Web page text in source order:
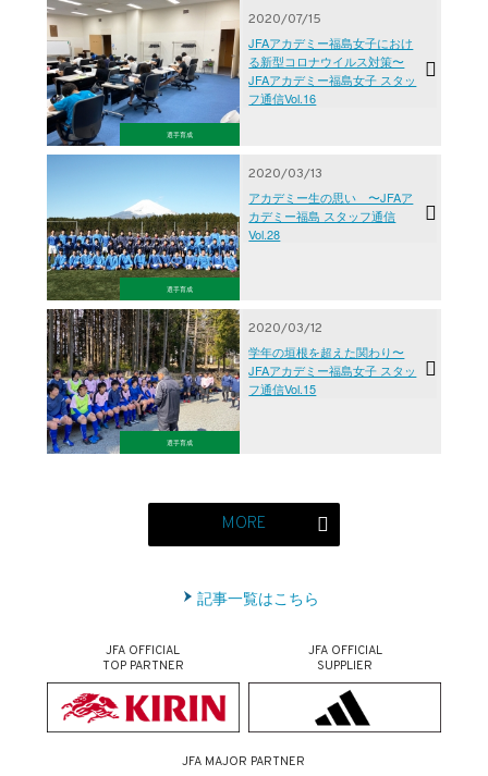
選手育成
2020/07/15
JFAアカデミー福島女子におけ
る新型コロナウイルス対策〜
JFAアカデミー福島女子 スタッ
フ通信Vol.16
選手育成
2020/03/13
アカデミー生の思い 〜JFAア
カデミー福島 スタッフ通信
Vol.28
選手育成
2020/03/12
学年の垣根を超えた関わり〜
JFAアカデミー福島女子 スタッ
フ通信Vol.15
MORE
記事一覧はこちら
JFA OFFICIAL
TOP PARTNER
JFA OFFICIAL
SUPPLIER
JFA MAJOR PARTNER